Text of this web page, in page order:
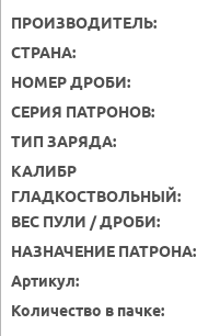
ПРОИЗВОДИТЕЛЬ:
СТРАНА:
НОМЕР ДРОБИ:
СЕРИЯ ПАТРОНОВ:
ТИП ЗАРЯДА:
КАЛИБР
ГЛАДКОСТВОЛЬНЫЙ:
ВЕС ПУЛИ / ДРОБИ:
НАЗНАЧЕНИЕ ПАТРОНА:
Артикул:
Количество в пачке: